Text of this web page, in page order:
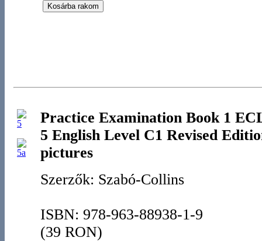
Practice Examination Book 1
5 English Level C1 Revised
pictures
Szerzők: Szabó-Collins
ISBN: 978-963-88938-1-9
(39 RON)